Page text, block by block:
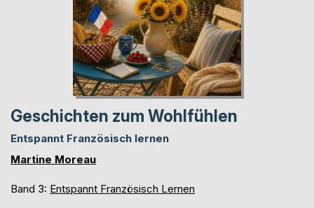
Geschichten zum Wohlfühlen
Entspannt Französisch lernen
Martine Moreau
Band 3: Entspannt Französisch Lernen